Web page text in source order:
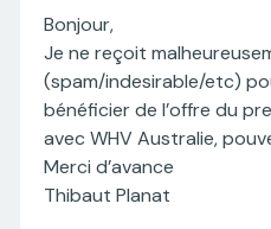
Bonjour,
Je ne reçoit
(spam/indesirable/etc)
bénéficier de l’offre du
avec WHV Australie,
Merci d’avance
Thibaut Planat